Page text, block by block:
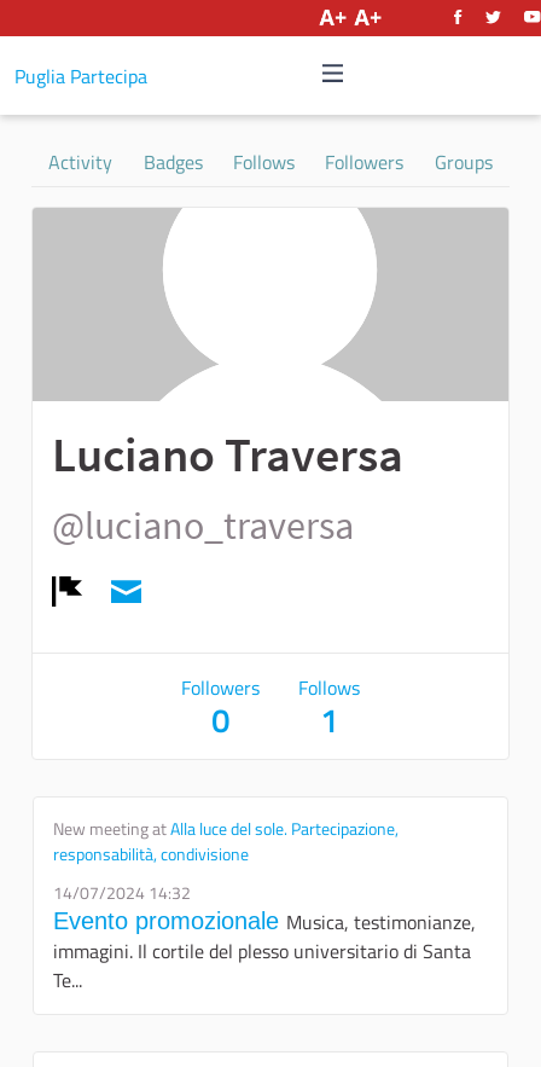
Puglia Partecipa
Activity Badges Follows Followers Groups
Luciano Traversa
@luciano_traversa
Followers
0
Follows
1
New meeting atAlla luce del sole. Partecipazione,
responsabilità, condivisione
14/07/2024 14:32
Evento promozionale Musica, testimonianze,
immagini. Il cortile del plesso universitario di Santa
Te...